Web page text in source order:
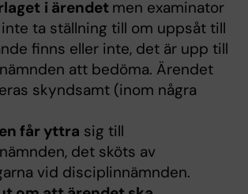
i ärendet men examinator
ta ställning till om uppsåt till
finns eller inte, det är upp till
att bedöma. Ärendet
skyndsamt (inom några
får yttra sig till
det sköts av
vid disciplinnämnden.